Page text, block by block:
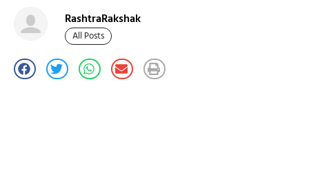
RashtraRakshak
All Posts